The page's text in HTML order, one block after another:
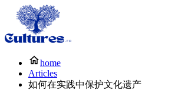
home
Articles
如何在实践中保护文化遗产